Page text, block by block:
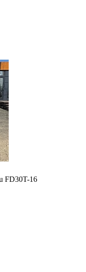
FD30T-16